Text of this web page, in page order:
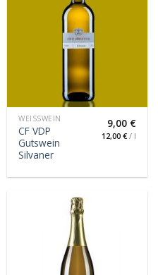
WEISSWEIN
CF VDP
Gutswein
Silvaner
9,00 €
12,00 €/ l